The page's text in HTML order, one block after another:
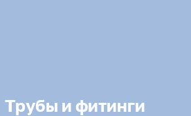
Трубы и фитинги